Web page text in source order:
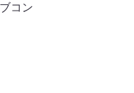
コン